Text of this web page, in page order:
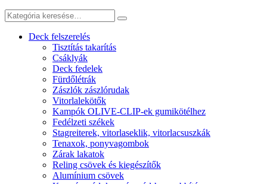
Deck felszerelés
Tisztítás takarítás
Csáklyák
Deck fedelek
Fürdőlétrák
Zászlók zászlórudak
Vitorlalekötők
Kampók OLIVE-CLIP-ek gumikötélhez
Fedélzeti székek
Stagreiterek, vitorlaseklik, vitorlacsuszkák
Tenaxok, ponyvagombok
Zárak lakatok
Reling csövek és kiegészítők
Alumínium csövek